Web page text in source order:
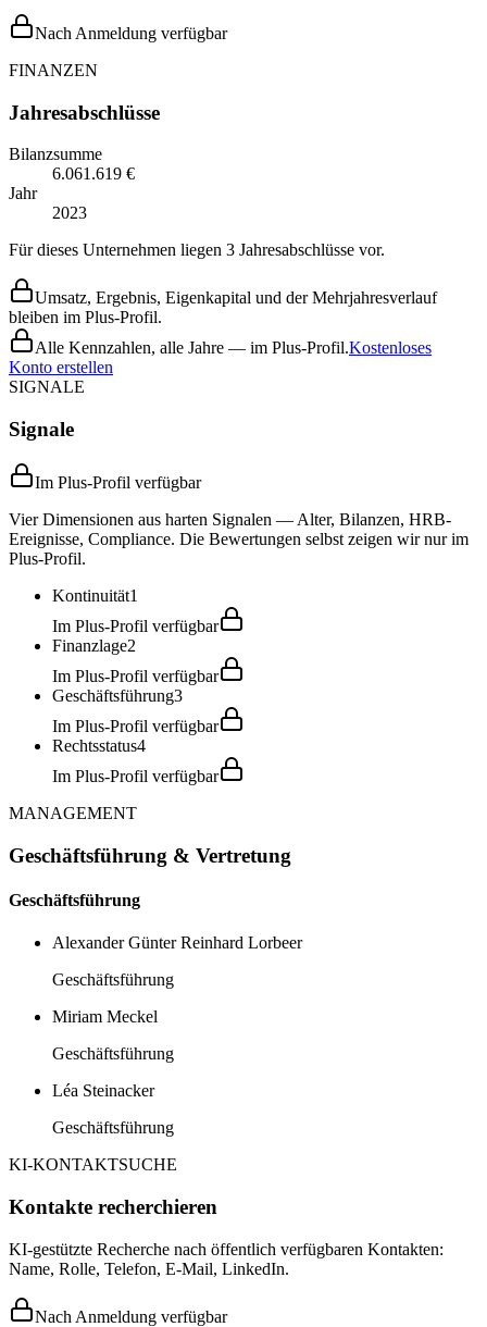
Nach Anmeldung verfügbar
FINANZEN
Jahresabschlüsse
Bilanzsumme
6.061.619 €
Jahr
2023
Für dieses Unternehmen liegen 3 Jahresabschlüsse vor.
Umsatz, Ergebnis, Eigenkapital und der Mehrjahresverlauf
bleiben im Plus-Profil.
Alle Kennzahlen, alle Jahre — im Plus-Profil.Kostenloses
Konto erstellen
SIGNALE
Signale
Im Plus-Profil verfügbar
Vier Dimensionen aus harten Signalen — Alter, Bilanzen, HRB-
Ereignisse, Compliance. Die Bewertungen selbst zeigen wir nur im
Plus-Profil.
Kontinuität1
Im Plus-Profil verfügbar
Finanzlage2
Im Plus-Profil verfügbar
Geschäftsführung3
Im Plus-Profil verfügbar
Rechtsstatus4
Im Plus-Profil verfügbar
MANAGEMENT
Geschäftsführung & Vertretung
Geschäftsführung
Alexander Günter Reinhard Lorbeer
Geschäftsführung
Miriam Meckel
Geschäftsführung
Léa Steinacker
Geschäftsführung
KI-KONTAKTSUCHE
Kontakte recherchieren
KI-gestützte Recherche nach öffentlich verfügbaren Kontakten:
Name, Rolle, Telefon, E-Mail, LinkedIn.
Nach Anmeldung verfügbar